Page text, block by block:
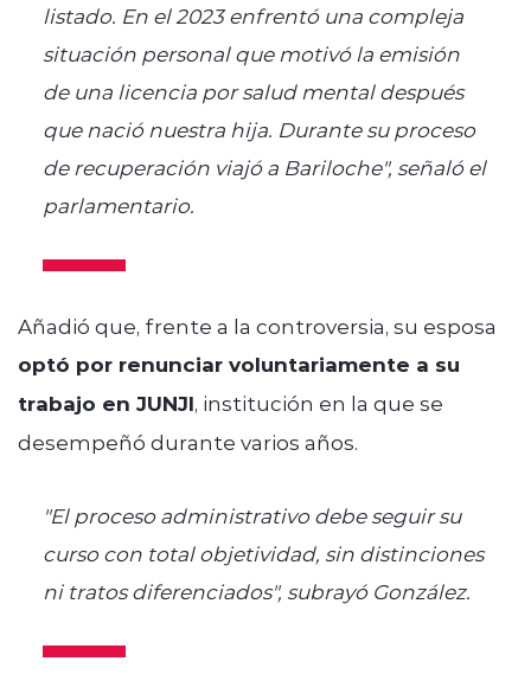
listado. En el 2023 enfrentó una compleja
situación personal que motivó la emisión
de una licencia por salud mental después
que nació nuestra hija. Durante su proceso
de recuperación viajó a Bariloche", señaló el
parlamentario.
Añadió que, frente a la controversia, su esposa
optó por renunciar voluntariamente a su
trabajo en JUNJI, institución en la que se
desempeñó durante varios años.
"El proceso administrativo debe seguir su
curso con total objetividad, sin distinciones
ni tratos diferenciados", subrayó González.